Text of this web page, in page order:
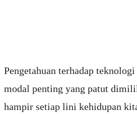
Pengetahuan terhadap
modal penting yang patut
hampir setiap lini kehidupan